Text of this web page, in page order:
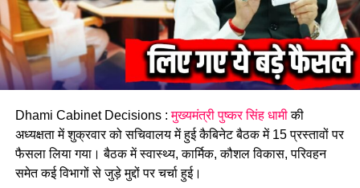
UP NEXT
प्रदेश में ईडी ने मचाया तहलका, चल रहा छापा अभियान, अब भाजपा
नेता के घर भी हुई रेड।
DON'T MISS
यूसीसी: विश्व हिंदू परिषद के संस्थापक बोले, दूसरा पाकिस्तान ना हो
खड़ा धामी सरकार ने किया सुनिश्चित, मुस्लिम वर्ग ने कही ये बाते।
Dhami Cabinet Decisions : मुख्यमंत्री पुष्कर सिंह धामीकी
अध्यक्षता में शुक्रवार को सचिवालय में हुई कैबिनेट बैठक में 15 प्रस्तावों पर
फैसला लिया गया। बैठक में स्वास्थ्य, कार्मिक, कौशल विकास, परिवहन
समेत कई विभागों से जुड़े मुद्दों पर चर्चा हुई।